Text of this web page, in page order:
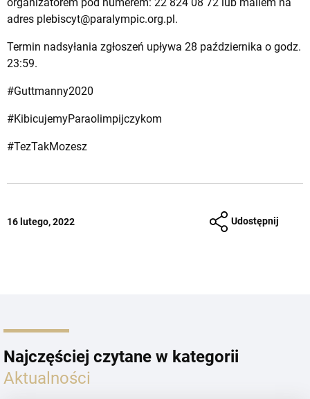
adres plebiscyt@paralympic.org.pl.
Termin nadsyłania zgłoszeń upływa 28 października o godz.
23:59.
#Guttmanny2020
#KibicujemyParaolimpijczykom
#TezTakMozesz
16 lutego, 2022 Udostępnij
Najczęściej czytane w kategorii
Aktualności